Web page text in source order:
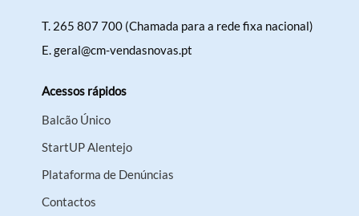
T. 265 807 700 (Chamada para a rede fixa nacional)
E.geral@cm-vendasnovas.pt
Acessos rápidos
Balcão Único
StartUP Alentejo
Plataforma de Denúncias
Contactos